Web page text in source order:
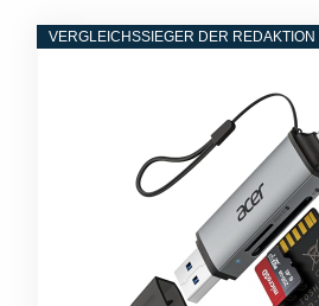
VERGLEICHSSIEGER DER REDAKTION